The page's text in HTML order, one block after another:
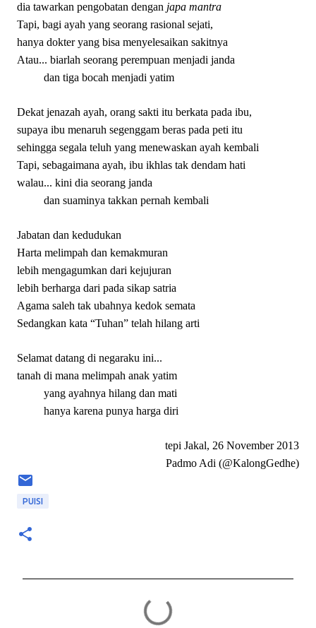
dia tawarkan pengobatan dengan japa mantra
Tapi, bagi ayah yang seorang rasional sejati,
hanya dokter yang bisa menyelesaikan sakitnya
Atau... biarlah seorang perempuan menjadi janda
dan tiga bocah menjadi yatim
Dekat jenazah ayah, orang sakti itu berkata pada ibu,
supaya ibu menaruh segenggam beras pada peti itu
sehingga segala teluh yang menewaskan ayah kembali
Tapi, sebagaimana ayah, ibu ikhlas tak dendam hati
walau... kini dia seorang janda
dan suaminya takkan pernah kembali
Jabatan dan kedudukan
Harta melimpah dan kemakmuran
lebih mengagumkan dari kejujuran
lebih berharga dari pada sikap satria
Agama saleh tak ubahnya kedok semata
Sedangkan kata “Tuhan” telah hilang arti
Selamat datang di negaraku ini...
tanah di mana melimpah anak yatim
yang ayahnya hilang dan mati
hanya karena punya harga diri
tepi Jakal, 26 November 2013
Padmo Adi (@KalongGedhe)
PUISI